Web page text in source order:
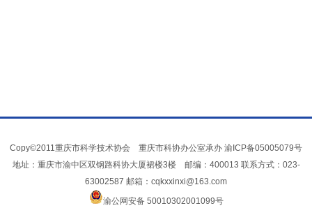
Copy©2011重庆市科学技术协会 重庆市科协办公室承办 渝ICP备05005079号
地址：重庆市渝中区双钢路科协大厦裙楼3楼 邮编：400013 联系方式：023-
63002587 邮箱：cqkxxinxi@163.com
渝公网安备 50010302001099号